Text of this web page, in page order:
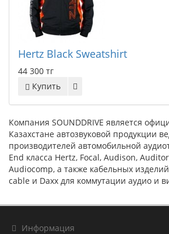
Hertz Black Sweatshirt
44 300 тг
Купить
Компания SOUNDDRIVE является
Казахстане автозвуковой продукции
производителей автомобильной
End класса Hertz, Focal, Audison,
Audiocomp, а также кабельных
cable и Daxx для коммутации аудио и
Информация